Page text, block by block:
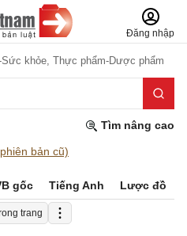
Đăng nhập
khỏe, Thực phẩm-Dược phẩm
Tìm nâng cao
bản cũ)
gốc Tiếng Anh Lược đồ
trang